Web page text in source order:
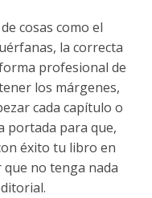
cosas como el
la correcta
profesional de
los márgenes,
cada capítulo o
portada para que,
éxito tu libro en
no tenga nada